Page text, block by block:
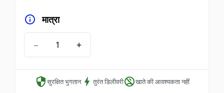
मात्रा
− +
सुरक्षित भुगतान तुरंत डिलीवरी खाते की आवश्यकता नहीं